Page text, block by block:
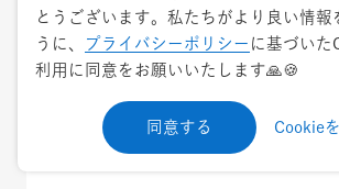
トレンド
芸術の秋を体感。プチ贅沢な休
会情報【2017】
とうございます。私たちがより良い情報
うに、
プライバシーポリシー に基づいた
利用に同意をお願いいたします🙏🍪
同意する Cookie